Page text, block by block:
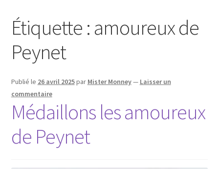
Étiquette : amoureux de
Peynet
Publié le 26 avril 2025par Mister Monney— Laisser un
commentaire
Médaillons les amoureux
de Peynet